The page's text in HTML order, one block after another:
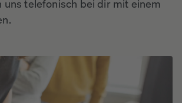
uns telefonisch bei dir mit einem